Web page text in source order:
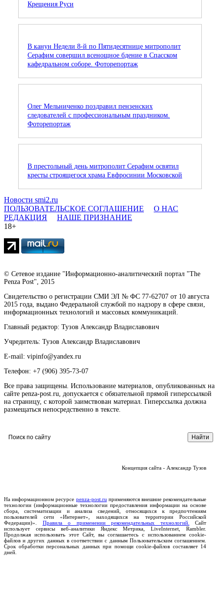
Крещения Руси
В канун Недели 8-й по Пятидесятнице митрополит
Серафим совершил всенощное бдение в Спасском
кафедральном соборе. Фоторепортаж
Олег Мельниченко поздравил пензенских
следователей с профессиональным праздником.
Фоторепортаж
В престольный день митрополит Серафим освятил
кресты строящегося храма Евфросинии Московской
Новости smi2.ru
ПОЛЬЗОВАТЕЛЬСКОЕ СОГЛАШЕНИЕ
О НАС
РЕДАКЦИЯ
НАШЕ ПРИЗНАНИЕ
18+
© Сетевое издание "Информационно-аналитический портал "The
Penza Post", 2015
Свидетельство о регистрации СМИ ЭЛ № ФС 77-62707 от 10 августа
2015 года, выдано Федеральной службой по надзору в сфере связи,
информационных технологий и массовых коммуникаций.
Главный редактор: Тузов Александр Владиславович
Учредитель: Тузов Александр Владиславович
E-mail: vipinfo@yandex.ru
Телефон: +7 (906) 395-73-07
Все права защищены. Использование материалов, опубликованных на
сайте penza-post.ru, допускается с обязательной прямой гиперссылкой
на страницу, с которой заимствован материал. Гиперссылка должна
размещаться непосредственно в тексте.
Концепция сайта - Александр Тузов
На информационном ресурсе penza-post.ru применяются внешние рекомендательные
технологии (информационные технологии предоставления информации на основе
сбора, систематизации и анализа сведений, относящихся к предпочтениям
пользователей сети «Интернет», находящихся на территории Российской
Федерации)». Правила о применении рекомендательных технологий.
Сайт
использует сервисы веб-аналитики Яндекс Метрика, LiveInternet, Rambler.
Продолжая использовать этот Сайт, вы соглашаетесь с использованием cookie-
файлов и других данных в соответствии с данным Пользовательским соглашением.
Срок обработки персональных данных при помощи cookie-файлов составляет 14
дней.